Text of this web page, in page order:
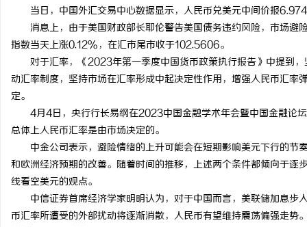
当日，中国外汇交易中心数据显示，人民币兑美元中间价报
消息上，由于美国财政部长耶伦警告美国债务违约风险，市场避
指数当天上涨0.12%，在汇市尾市收于102.5606。
对于汇率，《2023年第一季度中国货币政策执行报告》中提到，
动汇率制度，坚持市场在汇率形成中起决定性作用，增强人民币汇
定。
4月4日，央行行长易纲在2023中国金融学术年会暨中国金融论坛
总体上人民币汇率是由市场决定的。
中金公司表示，避险情绪的上升可能会在短期影响美元下行的节
和欧洲经济预期的改善。随着时间的推移，上述两个条件都倾向于
线看空美元的观点。
中信证券首席经济学家明明认为，对于中国而言，美联储加息步
币汇率所遭受的外部扰动将逐渐消散，人民币有望维持震荡偏强走势